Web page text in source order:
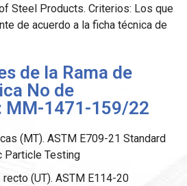
Steel Products. Criterios: Los que
de acuerdo a la ficha técnica de
de la Rama de
No de
MM-1471-159/22
(MT). ASTM E709-21 Standard
Particle Testing
(UT). ASTM E114-20